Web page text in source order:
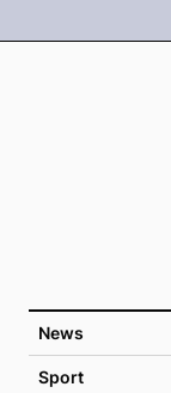
News
Sport